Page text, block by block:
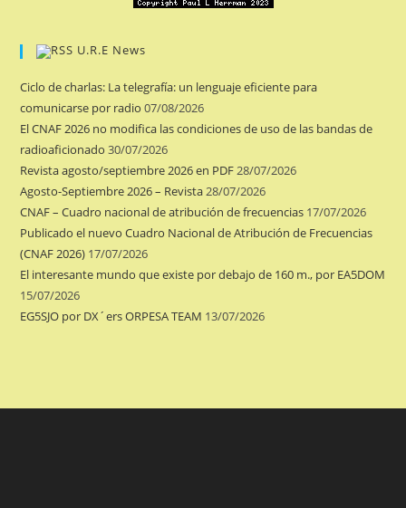
U.R.E News
Ciclo de charlas: La telegrafía: un lenguaje eficiente para
comunicarse por radio 07/08/2026
El CNAF 2026 no modifica las condiciones de uso de las bandas de
radioaficionado 30/07/2026
Revista agosto/septiembre 2026 en PDF28/07/2026
Agosto-Septiembre 2026 – Revista28/07/2026
CNAF – Cuadro nacional de atribución de frecuencias 17/07/2026
Publicado el nuevo Cuadro Nacional de Atribución de Frecuencias
(CNAF 2026) 17/07/2026
El interesante mundo que existe por debajo de 160 m., por EA5DOM
15/07/2026
EG5SJO por DX´ers ORPESA TEAM 13/07/2026